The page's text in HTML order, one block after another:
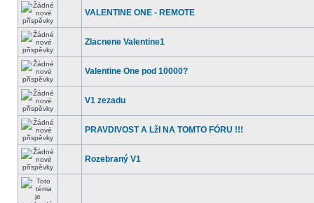
VALENTINE ONE - REMOTE
Zlacnene Valentine1
Valentine One pod 10000?
V1 zezadu
PRAVDIVOST A LžI NA TOMTO FÓRU !!!
Rozebraný V1